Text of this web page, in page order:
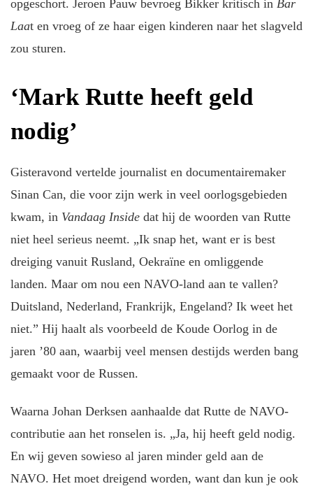
opgeschort. Jeroen Pauw bevroeg Bikker kritisch in Bar
Laat en vroeg of ze haar eigen kinderen naar het slagveld
zou sturen.
‘Mark Rutte heeft geld
nodig’
Gisteravond vertelde journalist en documentairemaker
Sinan Can, die voor zijn werk in veel oorlogsgebieden
kwam, in Vandaag Insidedat hij de woorden van Rutte
niet heel serieus neemt. „Ik snap het, want er is best
dreiging vanuit Rusland, Oekraïne en omliggende
landen. Maar om nou een NAVO-land aan te vallen?
Duitsland, Nederland, Frankrijk, Engeland? Ik weet het
niet.” Hij haalt als voorbeeld de Koude Oorlog in de
jaren ’80 aan, waarbij veel mensen destijds werden bang
gemaakt voor de Russen.
Waarna Johan Derksen aanhaalde dat Rutte de NAVO-
contributie aan het ronselen is. „Ja, hij heeft geld nodig.
En wij geven sowieso al jaren minder geld aan de
NAVO. Het moet dreigend worden, want dan kun je ook